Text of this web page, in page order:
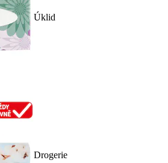
Úklid
Drogerie